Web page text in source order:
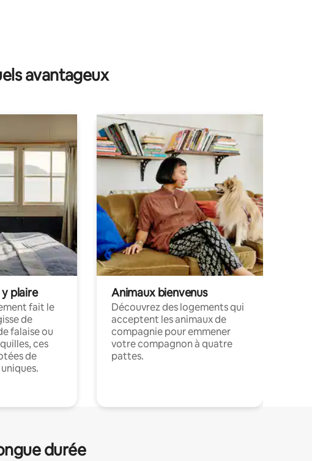
commentaires : 4,75 sur 5
avantageux
y plaire
fait le
de
falaise ou
ces
de
Animaux bienvenus
Découvrez des logements qui
acceptent les animaux de
compagnie pour emmener
votre compagnon à quatre
pattes.
durée